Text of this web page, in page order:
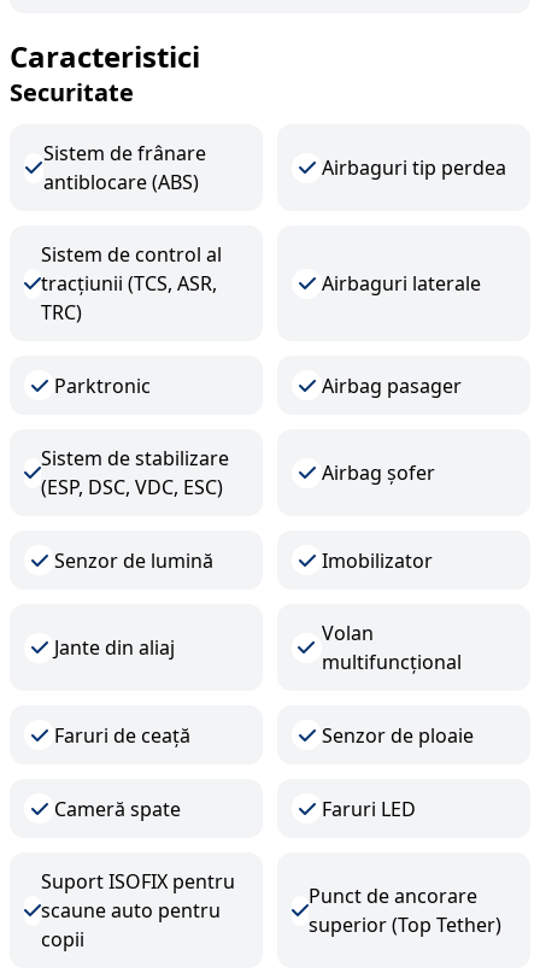
Caracteristici
Securitate
Sistem de frânare
antiblocare (ABS)
Airbaguri tip perdea
Sistem de control al
tracțiunii (TCS, ASR,
TRC)
Airbaguri laterale
Parktronic Airbag pasager
Sistem de stabilizare
(ESP, DSC, VDC, ESC)
Airbag șofer
Senzor de lumină Imobilizator
Jante din aliaj
Volan
multifuncțional
Faruri de ceață Senzor de ploaie
Cameră spate Faruri LED
Suport ISOFIX pentru
scaune auto pentru
copii
Punct de ancorare
superior (Top Tether)